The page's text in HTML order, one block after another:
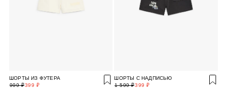
ШОРТЫ ИЗ ФУТЕРА
399 ₽
999 ₽
ШОРТЫ С НАДПИСЬЮ
399 ₽
1 599 ₽